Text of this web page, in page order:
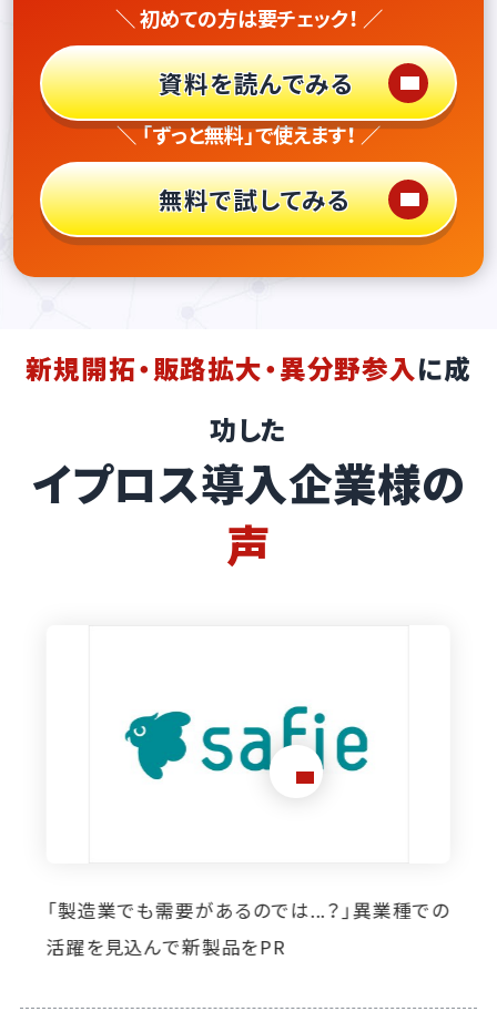
＼ 初めての方は要チェック！ ／
資料を読んでみる
＼ 「ずっと無料」で使えます！ ／
無料で試してみる
新規開拓・販路拡大・異分野参入に成
功した
イプロス導入企業様の
声
想定外のニーズ発掘に寄与。イプロス掲載によ
り自社製品の活躍の場が広がっています